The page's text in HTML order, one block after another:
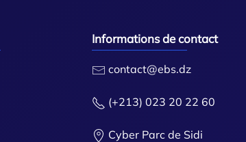
Informations de contact
contact@ebs.dz
(+213) 023 20 22 60
Cyber Parc de Sidi